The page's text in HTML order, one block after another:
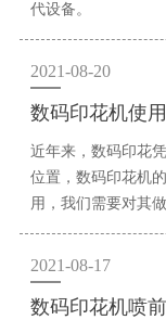
代设备。
2021-08-20
数码印花机使
近年来，数码印花
位置，数码印花机
用，我们需要对其
2021-08-17
数码印花机喷